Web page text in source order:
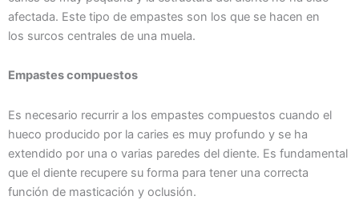
afectada. Este tipo de empastes son los que se hacen en
los surcos centrales de una muela.
Empastes compuestos
Es necesario recurrir a los empastes compuestos cuando el
hueco producido por la caries es muy profundo y se ha
extendido por una o varias paredes del diente. Es fundamental
que el diente recupere su forma para tener una correcta
función de masticación y oclusión.